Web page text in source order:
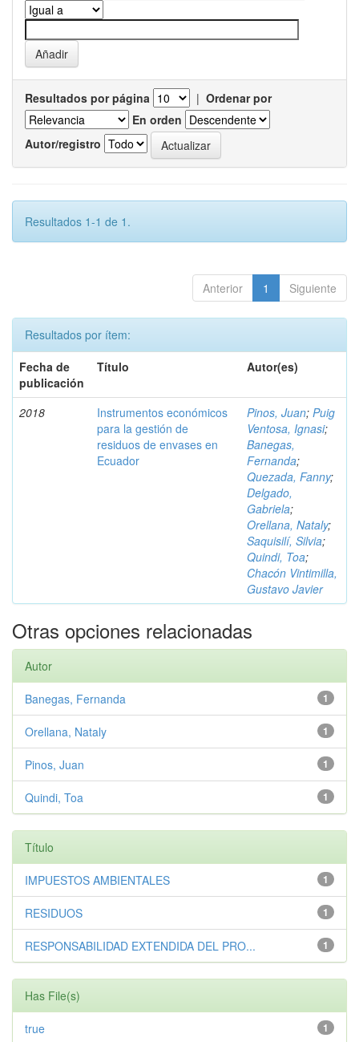
Resultados por página | Ordenar por
En orden
Autor/registro
Resultados 1-1 de 1.
Anterior 1 Siguiente
Resultados por ítem:
Fecha de
publicación
Título Autor(es)
2018
Instrumentos económicos
para la gestión de
residuos de envases en
Ecuador
Pinos, Juan; Puig
Ventosa, Ignasi;
Banegas,
Fernanda;
Quezada, Fanny;
Delgado,
Gabriela;
Orellana, Nataly;
Saquisilí, Silvia;
Quindi, Toa;
Chacón Vintimilla,
Gustavo Javier
Otras opciones relacionadas
Autor
1
Banegas, Fernanda
1
Orellana, Nataly
1
Pinos, Juan
1
Quindi, Toa
Título
1
IMPUESTOS AMBIENTALES
1
RESIDUOS
1
RESPONSABILIDAD EXTENDIDA DEL PRO...
Has File(s)
1
true